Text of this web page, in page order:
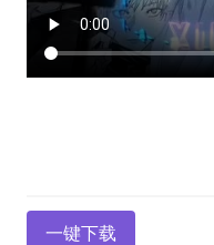
一键下载